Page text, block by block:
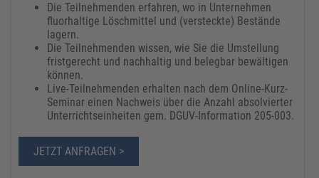
Die Teilnehmenden erfahren, wo in Unternehmen
fluorhaltige Löschmittel und (versteckte) Bestände
lagern.
Die Teilnehmenden wissen, wie Sie die Umstellung
fristgerecht und nachhaltig und belegbar bewältigen
können.
Live-Teilnehmenden erhalten nach dem Online-Kurz-
Seminar einen Nachweis über die Anzahl absolvierter
Unterrichtseinheiten gem. DGUV-Information 205-003.
JETZT ANFRAGEN >